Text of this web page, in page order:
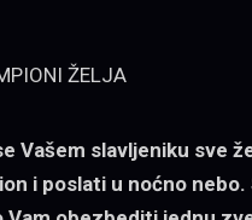
Vašem slavljeniku sve
i poslati u noćno